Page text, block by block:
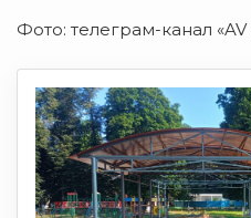
Фото: телеграм-канал